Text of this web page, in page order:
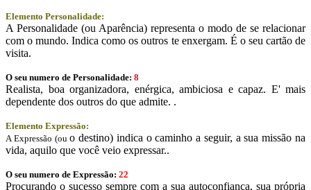
Elemento Personalidade:
A Personalidade (ou Aparência) representa o modo de se relacionar
com o mundo. Indica como os outros te enxergam. É o seu cartão de
visita.
O seu numero de Personalidade: 8
Realista, boa organizadora, enérgica, ambiciosa e capaz. E' mais
dependente dos outros do que admite. .
Elemento Expressão:
A Expressão (ouo destino) indica o caminho a seguir, a sua missão na
vida, aquilo que você veio expressar..
O seu numero de Expressão: 22
Procurando o sucesso sempre com a sua autoconfiança, sua própria